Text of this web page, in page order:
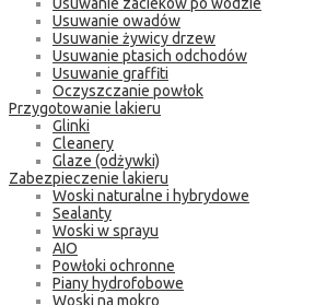
Usuwanie owadów
Usuwanie żywicy drzew
Usuwanie ptasich odchodów
Usuwanie graffiti
Oczyszczanie powłok
Przygotowanie lakieru
Glinki
Cleanery
Glaze (odżywki)
Zabezpieczenie lakieru
Woski naturalne i hybrydowe
Sealanty
Woski w sprayu
AIO
Powłoki ochronne
Piany hydrofobowe
Woski na mokro